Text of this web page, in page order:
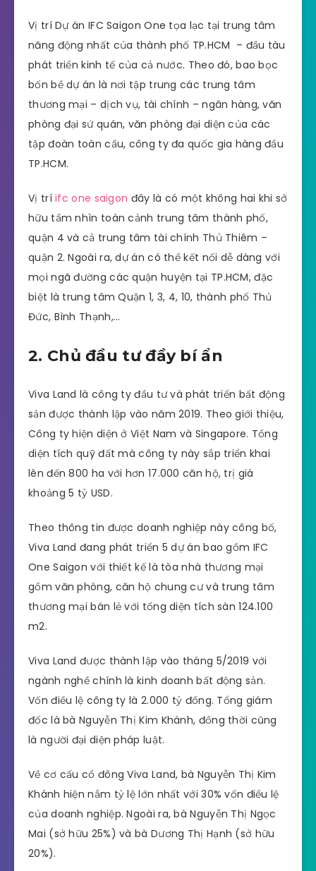
Vị trí Dự án IFC Saigon One tọa lạc tại trung tâm
năng động nhất của thành phố TP.HCM – đầu tàu
phát triển kinh tế của cả nước. Theo đó, bao bọc
bốn bề dự án là nơi tập trung các trung tâm
thương mại – dịch vụ, tài chính – ngân hàng, văn
phòng đại sứ quán, văn phòng đại diện của các
tập đoàn toàn cầu, công ty đa quốc gia hàng đầu
TP.HCM.
Vị tríifc one saigon đây là có một không hai khi sở
hữu tầm nhìn toàn cảnh trung tâm thành phố,
quận 4 và cả trung tâm tài chính Thủ Thiêm –
quận 2. Ngoài ra, dự án có thể kết nối dễ dàng với
mọi ngã đường các quận huyện tại TP.HCM, đặc
biệt là trung tâm Quận 1, 3, 4, 10, thành phố Thủ
Đức, Bình Thạnh,…
2. Chủ đầu tư đầy bí ẩn
Viva Land là công ty đầu tư và phát triển bất động
sản được thành lập vào năm 2019. Theo giới thiệu,
Công ty hiện diện ở Việt Nam và Singapore. Tổng
diện tích quỹ đất mà công ty này sắp triển khai
lên đến 800 ha với hơn 17.000 căn hộ, trị giá
khoảng 5 tỷ USD.
Theo thông tin được doanh nghiệp này công bố,
Viva Land đang phát triển 5 dự án bao gồm IFC
One Saigon với thiết kế là tòa nhà thương mại
gồm văn phòng, căn hộ chung cư và trung tâm
thương mại bán lẻ với tổng diện tích sàn 124.100
m2.
Viva Land được thành lập vào tháng 5/2019 với
ngành nghề chính là kinh doanh bất động sản.
Vốn điều lệ công ty là 2.000 tỷ đồng. Tổng giám
đốc là bà Nguyễn Thị Kim Khánh, đồng thời cũng
là người đại diện pháp luật.
Về cơ cấu cổ đông Viva Land, bà Nguyễn Thị Kim
Khánh hiện nắm tỷ lệ lớn nhất với 30% vốn điều lệ
của doanh nghiệp. Ngoài ra, bà Nguyễn Thị Ngọc
Mai (sở hữu 25%) và bà Dương Thị Hạnh (sở hữu
20%).